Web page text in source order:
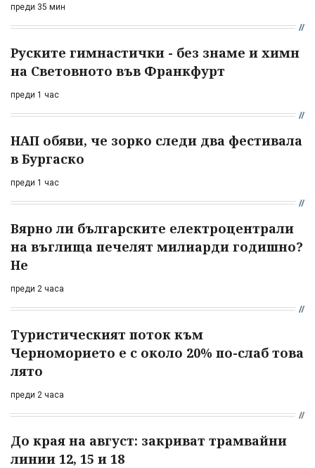
преди 35 мин
Руските гимнастички - без знаме и химн
на Световното във Франкфурт
преди 1 час
НАП обяви, че зорко следи два фестивала
в Бургаско
преди 1 час
Вярно ли българските електроцентрали
на въглища печелят милиарди годишно?
Не
преди 2 часа
Туристическият поток към
Черноморието е с около 20% по-слаб това
лято
преди 2 часа
До края на август: закриват трамвайни
линии 12, 15 и 18